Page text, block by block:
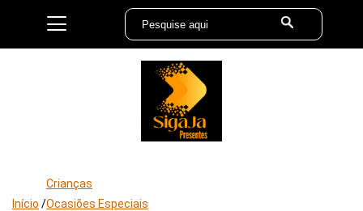
Início /
Crianças
Ocasiões Especiais